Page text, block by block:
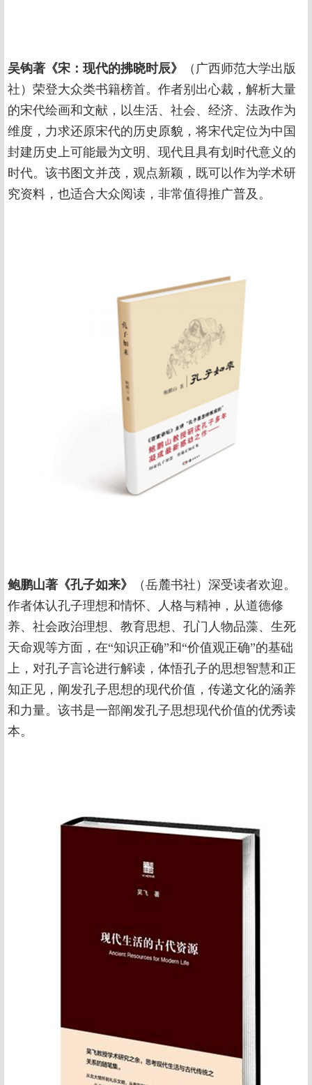
吴钩著《宋：现代的拂晓时辰》
（广西师范大学出版
社）荣登大众类书籍榜首。作者别出心裁，解析大量
的宋代绘画和文献，以生活、社会、经济、法政作为
维度，力求还原宋代的历史原貌，将宋代定位为中国
封建历史上可能最为文明、现代且具有划时代意义的
时代。该书图文并茂，观点新颖，既可以作为学术研
究资料，也适合大众阅读，非常值得推广普及。
鲍鹏山著《孔子如来》
（岳麓书社）深受读者欢迎。
作者体认孔子理想和情怀、人格与精神，从道德修
养、社会政治理想、教育思想、孔门人物品藻、生死
天命观等方面，在“知识正确”和“价值观正确”的基础
上，对孔子言论进行解读，体悟孔子的思想智慧和正
知正见，阐发孔子思想的现代价值，传递文化的涵养
和力量。该书是一部阐发孔子思想现代价值的优秀读
本。